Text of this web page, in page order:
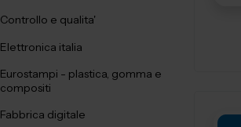
Controllo e qualita'
Elettronica italia
Eurostampi - plastica, gomma e
compositi
Fabbrica digitale